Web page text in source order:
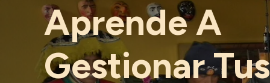
Aprende A
Gestionar